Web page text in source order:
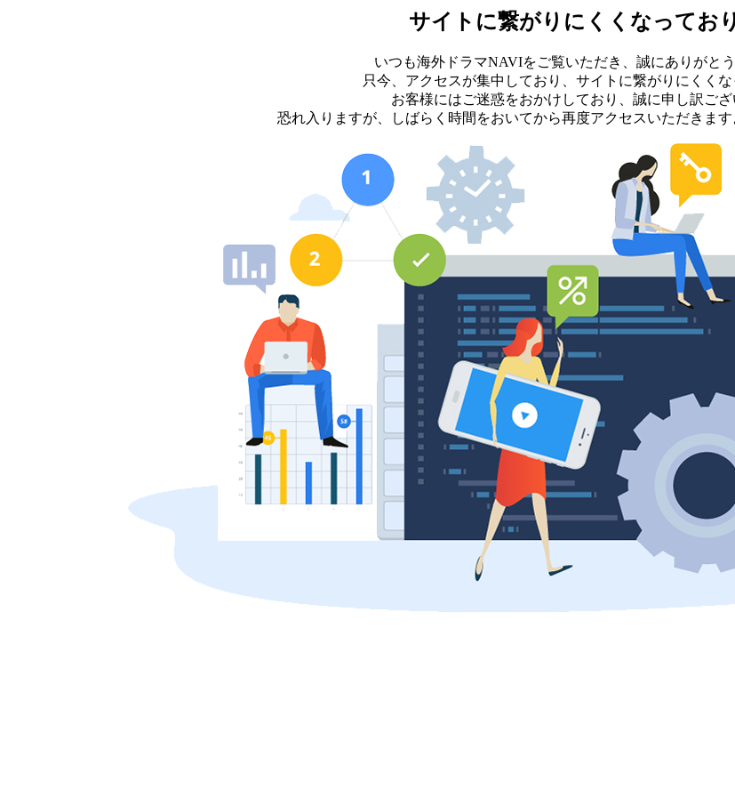
サイトに繋がりにくくなってお
いつも海外ドラマNAVIをご覧いただき、誠にありがとう
只今、アクセスが集中しており、サイトに繋がりにくくな
お客様にはご迷惑をおかけしており、誠に申し訳ござ
恐れ入りますが、しばらく時間をおいてから再度アクセスいただきます